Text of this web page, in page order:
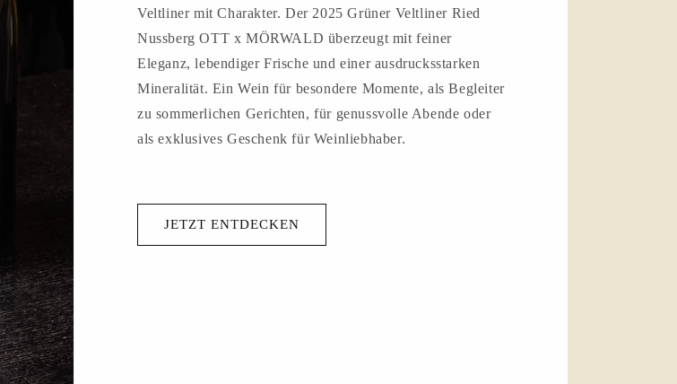
Veltliner mit Charakter. Der 2025 Grüner Veltliner Ried
Nussberg OTT x MÖRWALD überzeugt mit feiner
Eleganz, lebendiger Frische und einer ausdrucksstarken
Mineralität. Ein Wein für besondere Momente, als Begleiter
zu sommerlichen Gerichten, für genussvolle Abende oder
als exklusives Geschenk für Weinliebhaber.
JETZT ENTDECKEN